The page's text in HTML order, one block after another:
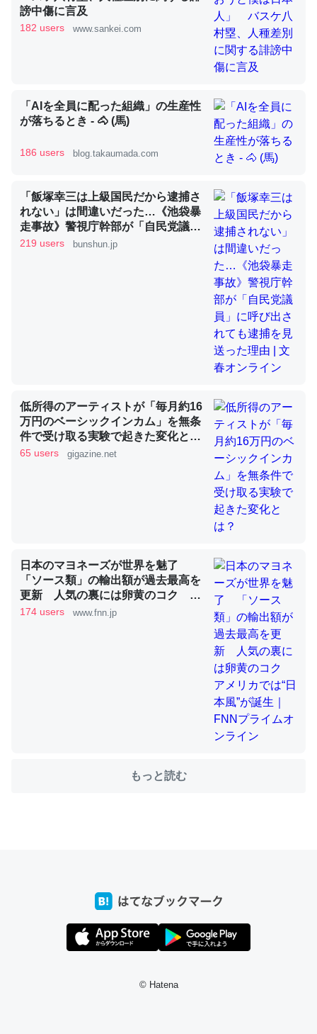
かりやすく強くなりそう
─GPTの仕組みと限界についての考察（１） - conceptualization
昆虫ってカルシウム少ないのか。知らんかった。調べたら
コオロギのカルシウム分はエビの600分の1程度。
─ニュース :: 【研究発表】昆虫学の大問題＝「昆虫はなぜ海にいな
論文では「淡水はカルシウムも酸素も不足してて両方に不
利だから両方が拮抗してるのでは」とあって面白い。海に
いる鋏角類（カブトガニ・ウミグモ）はカルシウムを使わ
ずキチンを強化してる筈だが、酵素が違うのか？
─ニュース :: 【研究発表】昆虫学の大問題＝「昆虫はなぜ海にいな
これを元に考えるとカルシウムを大量に使う脊椎動物と貝
類は苦労してるんだな…。腹足類だと殻を無くしてナメク
─ニュース :: 【研究発表】昆虫学の大問題＝「昆虫はなぜ海にいな
ウチもEchoを実家に置いて４年。でたまに覗いてる。ぼ
ちぼちRingも置こうかと画策中。あと、Googleマップで
位置情報を共有してる。電池残量や充電中かが分かるので
─たまにLINEするくらいだった遠方の父67歳と僕。ITツール導入で
コミュニケーションが劇的に変化した｜tayorini by LIFULL介護
とかSpotifyを支払う孝行もできる。一生で親と会える残
私も3年前ぐらいに祖母の家に設置した。ポケットWifiみ
謗中傷に言及
182 users www.sankei.com
「AIを全員に配った組織」の生産性
が落ちるとき - 🐴 (馬)
186 users blog.takaumada.com
「飯塚幸三は上級国民だから逮捕さ
れない」は間違いだった…《池袋暴
走事故》警視庁幹部が「自民党議
員」に呼び出されても逮捕を見送っ
219 users bunshun.jp
低所得のアーティストが「毎月約16
万円のベーシックインカム」を無条
件で受け取る実験で起きた変化と
は？
65 users gigazine.net
日本のマヨネーズが世界を魅了
「ソース類」の輸出額が過去最高を
更新 人気の裏には卵黄のコク ア
メリカでは“日本風”が誕生｜FNNプ
174 users www.fnn.jp
もっと読む
© Hatena